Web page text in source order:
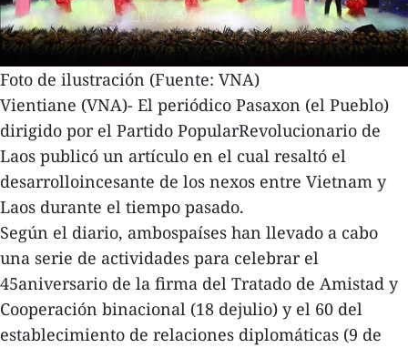
Foto de ilustración (Fuente: VNA)
Vientiane (VNA)- El periódico Pasaxon (el Pueblo)
dirigido por el Partido PopularRevolucionario de
Laos publicó un artículo en el cual resaltó el
desarrolloincesante de los nexos entre Vietnam y
Laos durante el tiempo pasado.
Según el diario, ambospaíses han llevado a cabo
una serie de actividades para celebrar el
45aniversario de la firma del Tratado de Amistad y
Cooperación binacional (18 dejulio) y el 60 del
establecimiento de relaciones diplomáticas (9 de